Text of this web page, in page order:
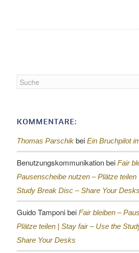
KOMMENTARE:
Thomas Parschikbei Ein Bruchpilot
Benutzungskommunikationbei Fair
Pausenscheibe nutzen – Plätze teilen
Study Break Disc – Share Your Desks
Guido Tamponibei Fair bleiben –
Plätze teilen | Stay fair – Use the
Share Your Desks